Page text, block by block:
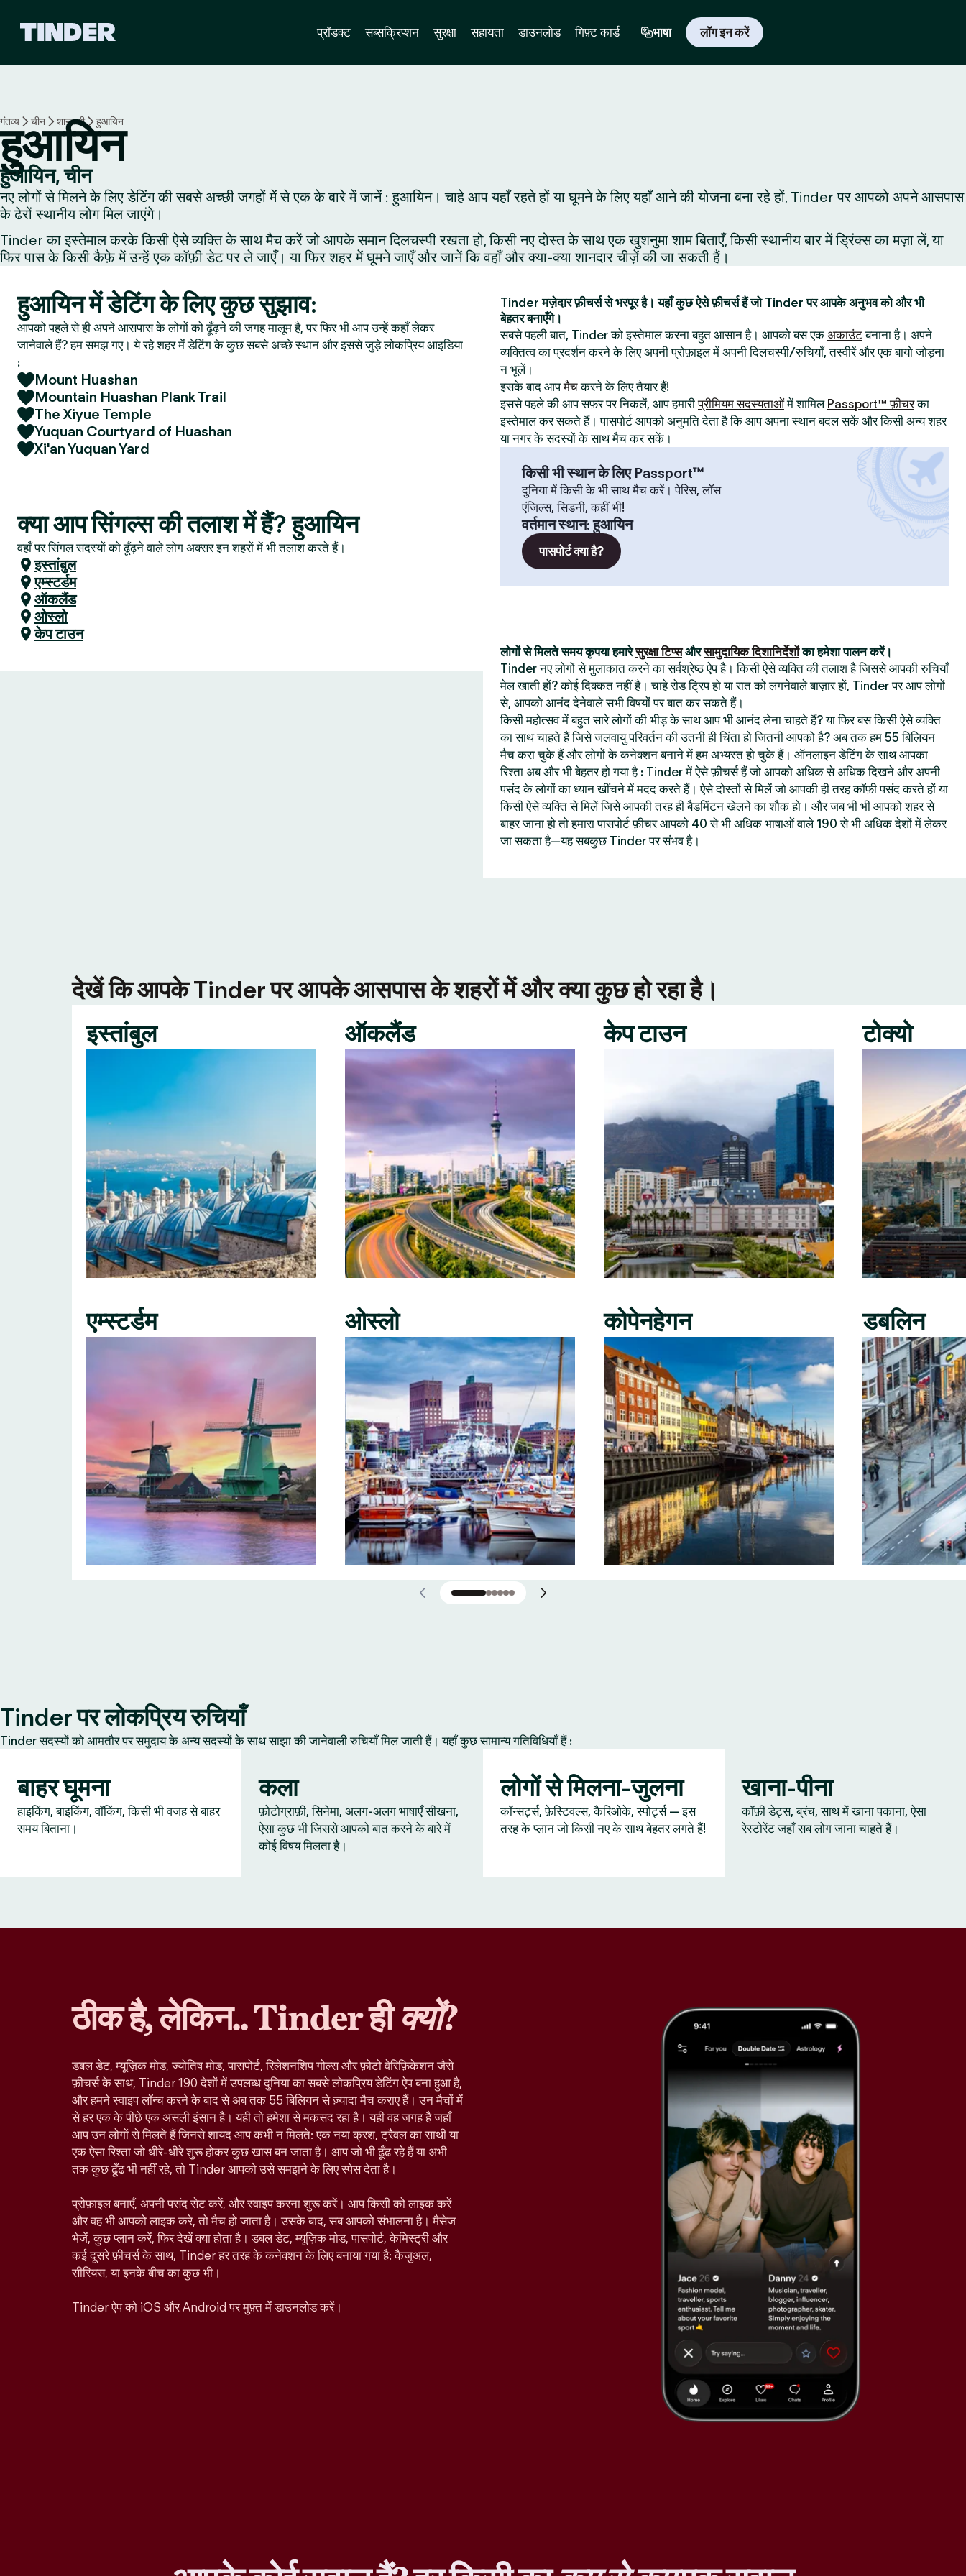
हो
म
प्रॉडक्ट सब्सक्रिप्शन सुरक्षा सहायता डाउनलोड गिफ़्ट कार्ड भाषा लॉग इन करें
गंतव्य चीन शानक्सी हुआयिन
हुआयिन
हुआयिन, चीन
नए लोगों से मिलने के लिए डेटिंग की सबसे अच्छी जगहों में से एक के बारे में जानें : हुआयिन। चाहे आप यहाँ रहते हों या घूमने के लिए यहाँ आने की योजना बना रहे हों, Tinder पर आपको अपने आसपास
के ढेरों स्थानीय लोग मिल जाएंगे।
Tinder का इस्तेमाल करके किसी ऐसे व्यक्ति के साथ मैच करें जो आपके समान दिलचस्पी रखता हो, किसी नए दोस्त के साथ एक खुशनुमा शाम बिताएँ, किसी स्थानीय बार में ड्रिंक्स का मज़ा लें, या
फिर पास के किसी कैफ़े में उन्हें एक कॉफ़ी डेट पर ले जाएँ। या फिर शहर में घूमने जाएँ और जानें कि वहाँ और क्या-क्या शानदार चीज़ें की जा सकती हैं।
हुआयिन में डेटिंग के लिए कुछ सुझाव:
आपको पहले से ही अपने आसपास के लोगों को ढूँढ़ने की जगह मालूम है, पर फिर भी आप उन्हें कहाँ लेकर
जानेवाले हैं? हम समझ गए। ये रहे शहर में डेटिंग के कुछ सबसे अच्छे स्थान और इससे जुड़े लोकप्रिय आइडिया
:
Mount Huashan
Mountain Huashan Plank Trail
The Xiyue Temple
Yuquan Courtyard of Huashan
Xi'an Yuquan Yard
क्या आप सिंगल्स की तलाश में हैं? हुआयिन
वहाँ पर सिंगल सदस्यों को ढूँढ़ने वाले लोग अक्सर इन शहरों में भी तलाश करते हैं।
इस्तांबुल
एम्स्टर्डम
ऑकलैंड
ओस्लो
केप टाउन
Tinder मज़ेदार फ़ीचर्स से भरपूर है। यहाँ कुछ ऐसे फ़ीचर्स हैं जो Tinder पर आपके अनुभव को और भी
बेहतर बनाएँगे।
सबसे पहली बात, Tinder को इस्तेमाल करना बहुत आसान है। आपको बस एक अकाउंटबनाना है। अपने
व्यक्तित्व का प्रदर्शन करने के लिए अपनी प्रोफ़ाइल में अपनी दिलचस्पी/रुचियाँ, तस्वीरें और एक बायो जोड़ना
न भूलें।
इसके बाद आपमैचकरने के लिए तैयार हैं!
इससे पहले की आप सफ़र पर निकलें, आप हमारीप्रीमियम सदस्यताओंमें शामिल Passport™ फ़ीचरका
इस्तेमाल कर सकते हैं। पासपोर्ट आपको अनुमति देता है कि आप अपना स्थान बदल सकें और किसी अन्य शहर
या नगर के सदस्यों के साथ मैच कर सकें।
किसी भी स्थान के लिए Passport™
दुनिया में किसी के भी साथ मैच करें। पेरिस, लॉस
एंजिल्स, सिडनी, कहीं भी!
वर्तमान स्थान:हुआयिन
पासपोर्ट क्या है?
लोगों से मिलते समय कृपया हमारेसुरक्षा टिप्सऔरसामुदायिक दिशानिर्देशोंका हमेशा पालन करें।
Tinder नए लोगों से मुलाकात करने का सर्वश्रेष्ठ ऐप है। किसी ऐसे व्यक्ति की तलाश है जिससे आपकी रुचियाँ
मेल खाती हों? कोई दिक्कत नहीं है। चाहे रोड ट्रिप हो या रात को लगनेवाले बाज़ार हों, Tinder पर आप लोगों
से, आपको आनंद देनेवाले सभी विषयों पर बात कर सकते हैं।
किसी महोत्सव में बहुत सारे लोगों की भीड़ के साथ आप भी आनंद लेना चाहते हैं? या फिर बस किसी ऐसे व्यक्ति
का साथ चाहते हैं जिसे जलवायु परिवर्तन की उतनी ही चिंता हो जितनी आपको है? अब तक हम 55 बिलियन
मैच करा चुके हैं और लोगों के कनेक्शन बनाने में हम अभ्यस्त हो चुके हैं। ऑनलाइन डेटिंग के साथ आपका
रिश्ता अब और भी बेहतर हो गया है : Tinder में ऐसे फ़ीचर्स हैं जो आपको अधिक से अधिक दिखने और अपनी
पसंद के लोगों का ध्यान खींचने में मदद करते हैं। ऐसे दोस्तों से मिलें जो आपकी ही तरह कॉफ़ी पसंद करते हों या
किसी ऐसे व्यक्ति से मिलें जिसे आपकी तरह ही बैडमिंटन खेलने का शौक हो। और जब भी भी आपको शहर से
बाहर जाना हो तो हमारा पासपोर्ट फ़ीचर आपको 40 से भी अधिक भाषाओं वाले 190 से भी अधिक देशों में लेकर
जा सकता है—यह सबकुछ Tinder पर संभव है।
देखें कि आपके Tinder पर आपके आसपास के शहरों में और क्या कुछ हो रहा है।
इस्तांबुल
एम्स्टर्डम
ऑकलैंड
ओस्लो
केप टाउन
कोपेनहेगन
टोक्यो
डबलिन
Tinder पर लोकप्रिय रुचियाँ
Tinder सदस्यों को आमतौर पर समुदाय के अन्य सदस्यों के साथ साझा की जानेवाली रुचियाँ मिल जाती हैं। यहाँ कुछ सामान्य गतिविधियाँ हैं :
बाहर घूमना
हाइकिंग, बाइकिंग, वॉकिंग, किसी भी वजह से बाहर
समय बिताना।
कला
फ़ोटोग्राफ़ी, सिनेमा, अलग-अलग भाषाएँ सीखना,
ऐसा कुछ भी जिससे आपको बात करने के बारे में
कोई विषय मिलता है।
लोगों से मिलना-जुलना
कॉन्सर्ट्स, फ़ेस्टिवल्स, कैरिओके, स्पोर्ट्स — इस
तरह के प्लान जो किसी नए के साथ बेहतर लगते हैं!
खाना-पीना
कॉफ़ी डेट्स, ब्रंच, साथ में खाना पकाना, ऐसा
रेस्टोरेंट जहाँ सब लोग जाना चाहते हैं।
ठीक है, लेकिन.. Tinder हीक्यों?
डबल डेट, म्यूज़िक मोड, ज्योतिष मोड, पासपोर्ट, रिलेशनशिप गोल्स और फ़ोटो वेरिफ़िकेशन जैसे
फ़ीचर्स के साथ, Tinder 190 देशों में उपलब्ध दुनिया का सबसे लोकप्रिय डेटिंग ऐप बना हुआ है,
और हमने स्वाइप लॉन्च करने के बाद से अब तक 55 बिलियन से ज़्यादा मैच कराए हैं। उन मैचों में
से हर एक के पीछे एक असली इंसान है। यही तो हमेशा से मकसद रहा है। यही वह जगह है जहाँ
आप उन लोगों से मिलते हैं जिनसे शायद आप कभी न मिलते: एक नया क्रश, ट्रैवल का साथी या
एक ऐसा रिश्ता जो धीरे-धीरे शुरू होकर कुछ खास बन जाता है। आप जो भी ढूँढ रहे हैं या अभी
तक कुछ ढूँढ भी नहीं रहे, तो Tinder आपको उसे समझने के लिए स्पेस देता है।
प्रोफ़ाइल बनाएँ, अपनी पसंद सेट करें, और स्वाइप करना शुरू करें। आप किसी को लाइक करें
और वह भी आपको लाइक करे, तो मैच हो जाता है। उसके बाद, सब आपको संभालना है। मैसेज
भेजें, कुछ प्लान करें, फिर देखें क्या होता है। डबल डेट, म्यूज़िक मोड, पासपोर्ट, केमिस्ट्री और
कई दूसरे फ़ीचर्स के साथ, Tinder हर तरह के कनेक्शन के लिए बनाया गया है: कैज़ुअल,
सीरियस, या इनके बीच का कुछ भी।
Tinder ऐप को iOS और Android पर मुफ़्त में डाउनलोड करें।